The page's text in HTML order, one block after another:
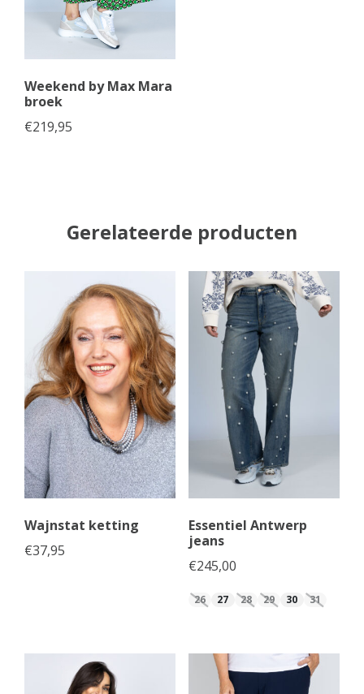
Weekend by Max Mara
broek
€219,95
Gerelateerde producten
Wajnstat ketting
€37,95
Essentiel Antwerp
jeans
€245,00
26 27 28 29 30 31